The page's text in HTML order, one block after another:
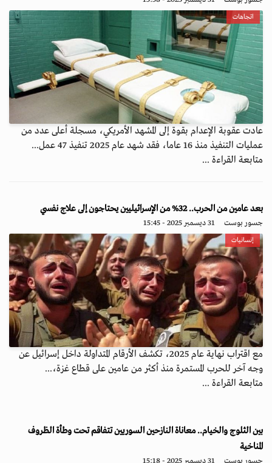
اتجاهات
عادت عقوبة الإعدام بقوة إلى المشهد الأمريكي، مسجلة أعلى عدد من
عمليات التنفيذ منذ 16 عاما، فقد شهد عام 2025 تنفيذ 47 عمل...
متابعة القراءة ...
بعد عامين من الحرب.. 32% من الإسرائيليين يحتاجون إلى علاج نفسي
جسور بوست 31 ديسمبر 2025 - 15:45
إنسانيات
مع اقتراب نهاية عام 2025، تكشف الأرقام المتداولة داخل إسرائيل عن
وجه آخر للحرب المستمرة منذ أكثر من عامين على قطاع غزة،...
متابعة القراءة ...
بين الثلوج والخيام.. معاناة النازحين السوريين تتفاقم تحت وطأة الظروف
المناخية
جسور بوست 31 ديسمبر 2025 - 15:18